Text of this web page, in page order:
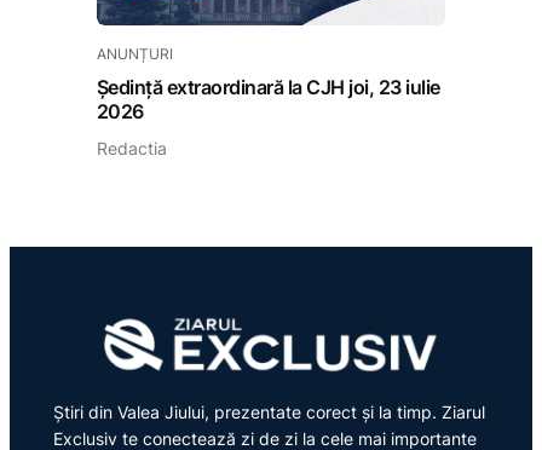
ANUNȚURI
Ședință extraordinară la CJH joi, 23 iulie
2026
Redactia
Știri din Valea Jiului, prezentate corect și la timp. Ziarul
Exclusiv te conectează zi de zi la cele mai importante